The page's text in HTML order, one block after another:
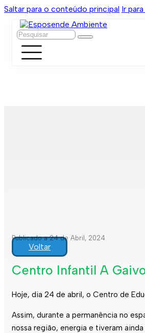
Saltar para o conteúdo principal Ir
Pesquisar
Publicado a 24 de Abril, 2024
Voltar
Centro Infantil A
Hoje, dia 24 de abril, o Centro de
Assim, durante a permanência no
nossa região, energia e tiveram